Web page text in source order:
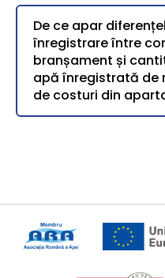
De ce apar
înregistrare între
branșament și
apă înregistrată de
de costuri din